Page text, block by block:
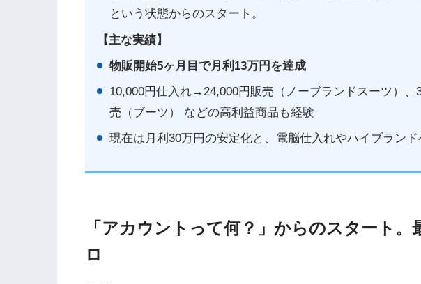
という状態からのスタート。
【主な実績】
物販開始5ヶ月目で月利13万円を達成
10,000円仕入れ→24,000円販売（ノーブランドスーツ）
売（ブーツ） などの高利益商品も経験
現在は月利30万円の安定化と、電脳仕入れやハイブラン
「アカウントって何？」からのスタート。
ロ